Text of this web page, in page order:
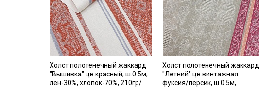
Холст полотенечный жаккард
"Вышивка" цв.красный, ш.0.5м,
лен-30%, хлопок-70%, 210гр/
Холст полотенечный жаккард
"Летний" цв.винтажная
фуксия/персик, ш.0.5м,